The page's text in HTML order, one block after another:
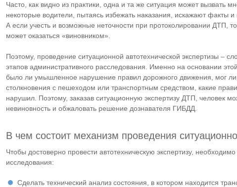
Часто, как видно из практики, одна и та же ситуация может вызвать
некоторые водители, пытаясь избежать наказания, искажают факты
А если учесть и возможные неточности при протоколировании ДТП,
может оказаться «виновником».
Поэтому, проведение ситуационной автотехнической экспертизы –
этапов административного расследования. Именно на основании
было ли умышленное нарушение правил дорожного движения, мог ли
столкновения с пешеходом или транспортным средством, какие
нарушил. Поэтому, заказав ситуационную экспертизу ДТП, человек
невиновность и обжаловать решение дознавателя ГИБДД.
В чем состоит механизм проведения
Чтобы достоверно провести автотехническую экспертизу,
исследования:
Cделать технический анализ состояния, в котором находится